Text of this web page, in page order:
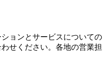
ョンとサービスについての
せください。各地の営業担